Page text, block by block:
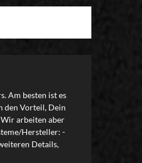
Am besten ist es
den Vorteil, Dein
arbeiten aber
Hersteller: -
Details,